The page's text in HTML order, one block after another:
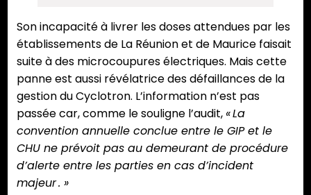
Son incapacité à livrer les doses attendues par les
établissements de La Réunion et de Maurice faisait
suite à des microcoupures électriques. Mais cette
panne est aussi révélatrice des défaillances de la
gestion du Cyclotron. L’information n’est pas
passée car, comme le souligne l’audit,« La
convention annuelle conclue entre le GIP et le
CHU ne prévoit pas au demeurant de procédure
d’alerte entre les parties en cas d’incident
majeur . »